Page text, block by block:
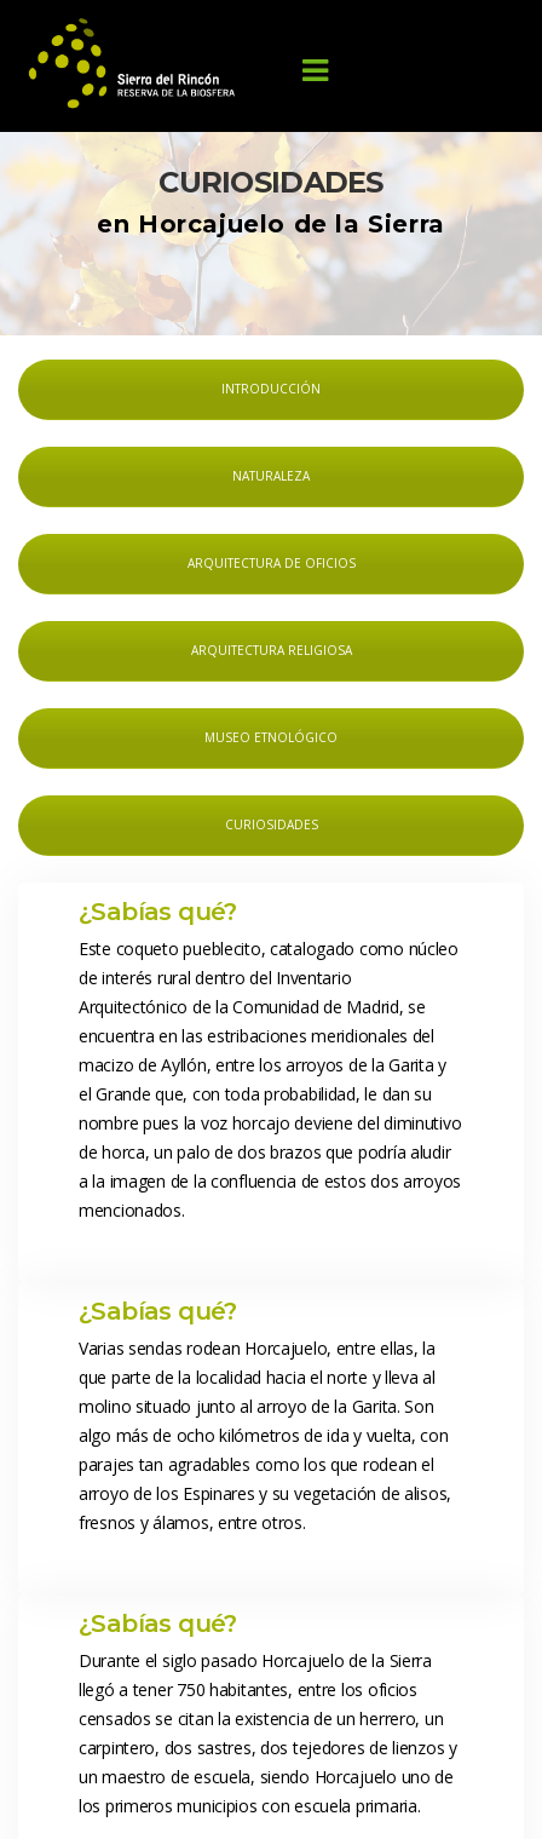
CURIOSIDADES
en Horcajuelo de la Sierra
INTRODUCCIÓN
NATURALEZA
ARQUITECTURA DE OFICIOS
ARQUITECTURA RELIGIOSA
MUSEO ETNOLÓGICO
CURIOSIDADES
¿Sabías qué?
Este coqueto pueblecito, catalogado como núcleo
de interés rural dentro del Inventario
Arquitectónico de la Comunidad de Madrid, se
encuentra en las estribaciones meridionales del
macizo de Ayllón, entre los arroyos de la Garita y
el Grande que, con toda probabilidad, le dan su
nombre pues la voz horcajo deviene del diminutivo
de horca, un palo de dos brazos que podría aludir
a la imagen de la confluencia de estos dos arroyos
mencionados.
¿Sabías qué?
Varias sendas rodean Horcajuelo, entre ellas, la
que parte de la localidad hacia el norte y lleva al
molino situado junto al arroyo de la Garita. Son
algo más de ocho kilómetros de ida y vuelta, con
parajes tan agradables como los que rodean el
arroyo de los Espinares y su vegetación de alisos,
fresnos y álamos, entre otros.
¿Sabías qué?
Durante el siglo pasado Horcajuelo de la Sierra
llegó a tener 750 habitantes, entre los oficios
censados se citan la existencia de un herrero, un
carpintero, dos sastres, dos tejedores de lienzos y
un maestro de escuela, siendo Horcajuelo uno de
los primeros municipios con escuela primaria.